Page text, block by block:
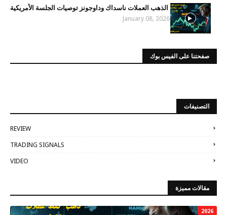
الذهب العملات ناسداك وداوجونز توصيات الجلسة الأمريكية
January 08, 2026
صفحتنا على الفيس بوك
التصنيفات
REVIEW
TRADING SIGNALS
VIDEO
مقالات مميزة
2026